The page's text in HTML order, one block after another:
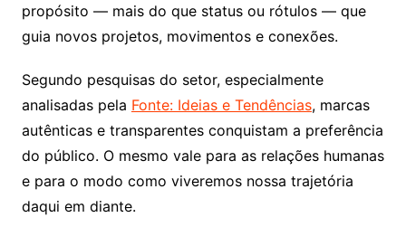
propósito — mais do que status ou rótulos — que
guia novos projetos, movimentos e conexões.
Segundo pesquisas do setor, especialmente
analisadas pela Fonte: Ideias e Tendências, marcas
autênticas e transparentes conquistam a preferência
do público. O mesmo vale para as relações humanas
e para o modo como viveremos nossa trajetória
daqui em diante.